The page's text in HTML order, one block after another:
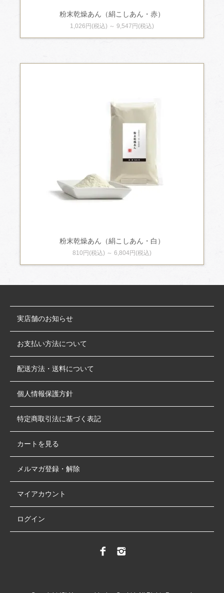
粉末乾燥あん（絹こしあん・赤）
1,026円(税込) ～ 9,547円(税込)
粉末乾燥あん（絹こしあん・白）
810円(税込) ～ 6,804円(税込)
実店舗のお知らせ
お支払い方法について
配送方法・送料について
個人情報保護方針
特定商取引法に基づく表記
カートを見る
メルマガ登録・解除
マイアカウント
ログイン